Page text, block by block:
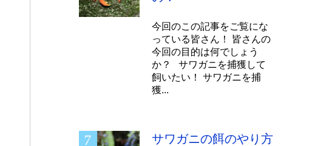
今回のこの記事をご覧にな
っている皆さん！ 皆さんの
今回の目的は何でしょう
か？ サワガニを捕獲して
飼いたい！ サワガニを捕
獲...
サワガニの餌のやり方